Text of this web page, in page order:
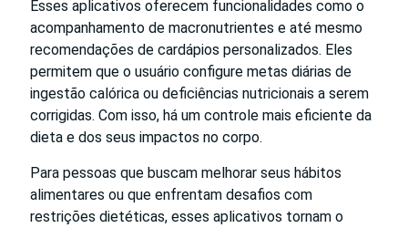
Esses aplicativos oferecem funcionalidades como o
acompanhamento de macronutrientes e até mesmo
recomendações de cardápios personalizados. Eles
permitem que o usuário configure metas diárias de
ingestão calórica ou deficiências nutricionais a serem
corrigidas. Com isso, há um controle mais eficiente da
dieta e dos seus impactos no corpo.
Para pessoas que buscam melhorar seus hábitos
alimentares ou que enfrentam desafios com
restrições dietéticas, esses aplicativos tornam o